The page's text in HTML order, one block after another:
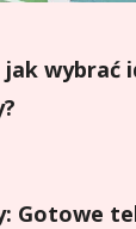
wybrać
Gotowe